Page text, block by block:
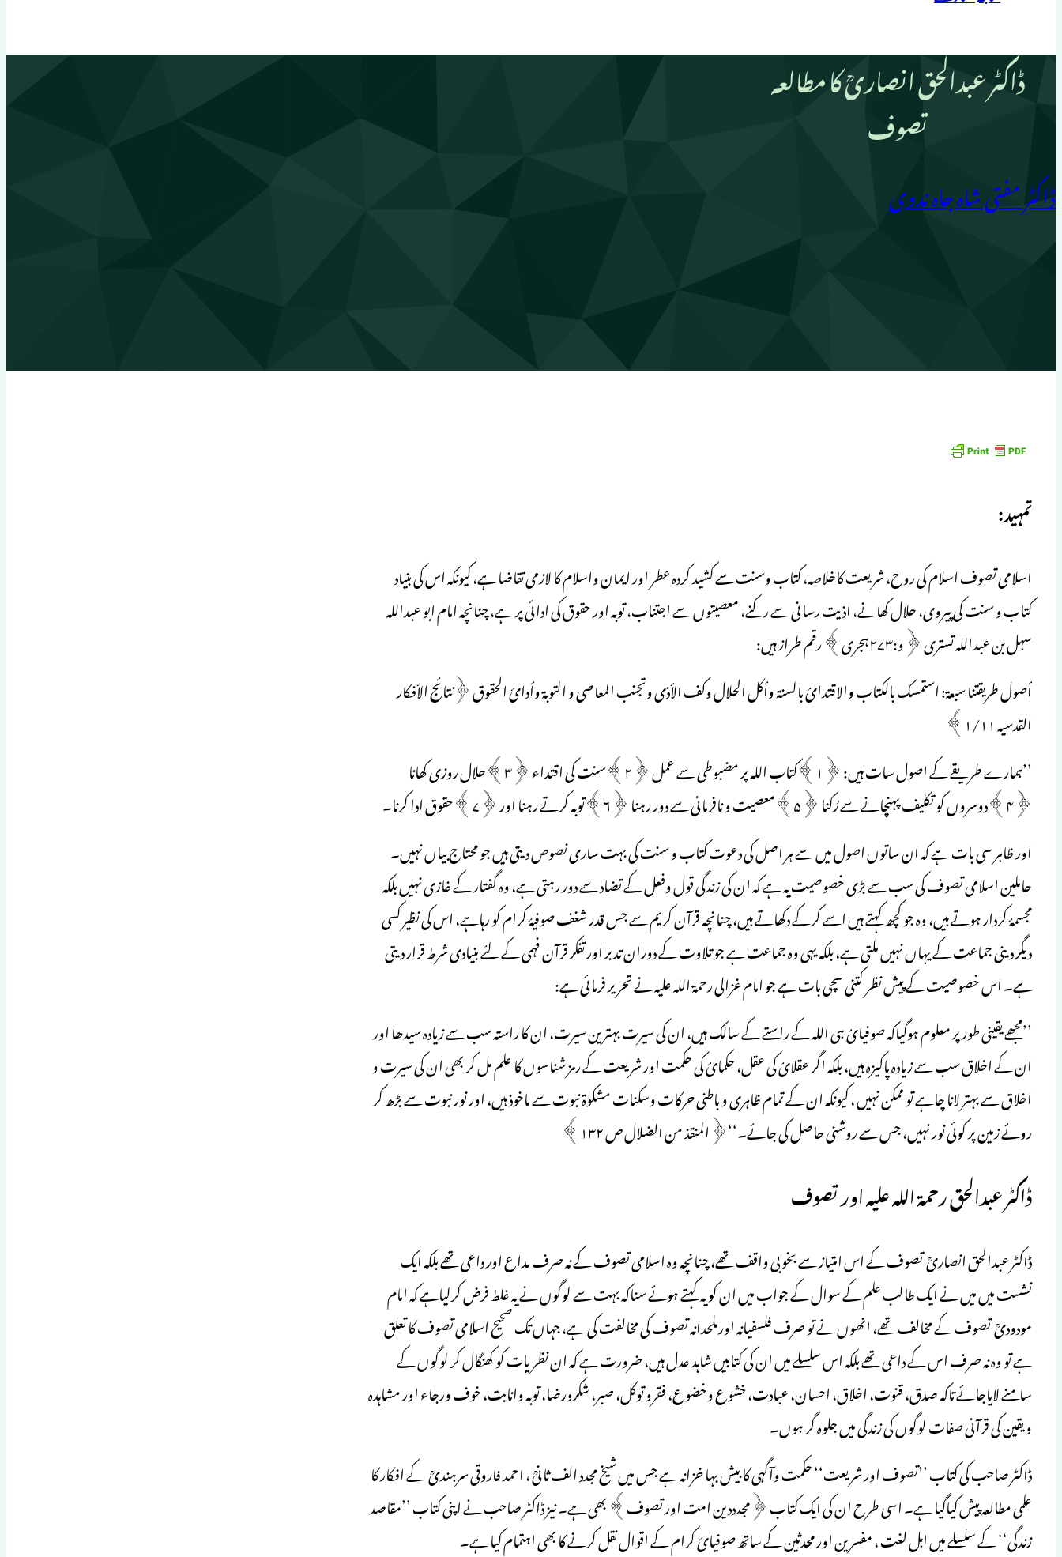
ڈاکٹر عبدالحق انصاریؒ کا مطالعہ
تصوف
ڈاکٹر مفتی شاہ جاہ ندوی
تمہید:
اسلامی تصوف اسلام کی روح، شریعت کاخلاصہ، کتاب وسنت سے کشید کردہ عطر اور ایمان واسلام کا لازمی تقاضا ہے، کیونکہ اس کی بنیاد
کتاب و سنت کی پیروی، حلال کھانے، اذیت رسانی سے رکنے، معصیتوں سے اجتناب، توبہ اور حقوق کی ادائی پر ہے، چنانچہ امام ابو عبداللہ
سہل بن عبداللہ تستری ﴿و:۲۷۳ہجری﴾ رقم طراز ہیں:
أصول طریقتنا سبعۃ: استمسک بالکتاب والاقتدائ بالسنۃ وأکل الحلال وکف الأذی وتجنب المعاصی و التوبۃ وأدائ الحقوق ﴿نتائج الأفکار
القدسیہ ۱/۱۱﴾
’’ہمارے طریقے کے اصول سات ہیں: ﴿۱﴾کتاب اللہ پر مضبوطی سے عمل ﴿۲﴾سنت کی اقتداء ﴿۳﴾حلال روزی کھانا
﴿۴﴾دوسروں کو تکلیف پہنچانے سے رُکنا ﴿۵﴾معصیت و نافرمانی سے دور رہنا ﴿۶﴾توبہ کرتے رہنا اور ﴿۷﴾حقوق ادا کرنا۔
اور ظاہر سی بات ہے کہ ان ساتوں اصول میں سے ہر اصل کی دعوت کتاب و سنت کی بہت ساری نصوص دیتی ہیں جو محتاج بیاں نہیں۔
حاملین اسلامی تصوف کی سب سے بڑی خصوصیت یہ ہے کہ ان کی زندگی قول وفعل کے تضاد سے دور رہتی ہے، وہ گفتار کے غازی نہیں بلکہ
مجسمۂ کردار ہوتے ہیں، وہ جو کچھ کہتے ہیں اسے کرکے دکھاتے ہیں، چنانچہ قرآن کریم سے جس قدر شغف صوفیۂ کرام کو رہاہے، اس کی نظیر کسی
دیگر دینی جماعت کے یہاں نہیں ملتی ہے، بلکہ یہی وہ جماعت ہے جو تلاوت کے دوران تدبر اور تفکر قرآن فہمی کے لئے بنیادی شرط قرار دیتی
ہے۔ اس خصوصیت کے پیش نظر کتنی سچی بات ہے جو امام غزالی رحمۃ اللہ علیہ نے تحریر فرمائی ہے:
’’مجھے یقینی طورپر معلوم ہوگیاکہ صوفیائ ہی اللہ کے راستے کے سالک ہیں، ان کی سیرت بہترین سیرت، ان کا راستہ سب سے زیادہ سیدھا اور
ان کے اخلاق سب سے زیادہ پاکیزہ ہیں، بلکہ اگر عقلائ کی عقل، حکمائ کی حکمت اور شریعت کے رمز شناسوں کا علم مل کر بھی ان کی سیرت و
اخلاق سے بہتر لانا چاہے تو ممکن نہیں ، کیونکہ ان کے تمام ظاہری و باطنی حرکات وسکنات مشکوٰۃ نبوت سے ماخوذ ہیں، اور نور نبوت سے بڑھ کر
روئے زمین پر کوئی نور نہیں، جس سے روشنی حاصل کی جائے۔‘‘﴿المنقذ من الضلال ص ۱۳۲﴾
ڈاکٹر عبدالحق رحمۃ اللہ علیہ اور تصوف
ڈاکٹر عبدالحق انصاریؒ تصوف کے اس امتیاز سے بخوبی واقف تھے، چنانچہ وہ اسلامی تصوف کے نہ صرف مداع اور داعی تھے بلکہ ایک
نشست میں میں نے ایک طالب علم کے سوال کے جواب میں ان کو یہ کہتے ہوئے سناکہ بہت سے لوگوں نے یہ غلط فرض کرلیاہے کہ امام
مودودیؒ تصوف کے مخالف تھے، انھوں نے تو صرف فلسفیانہ اورملحدانہ تصوف کی مخالفت کی ہے، جہاں تک صحیح اسلامی تصوف کا تعلق
ہے تو وہ نہ صرف اس کے داعی تھے بلکہ اس سلسلے میں ان کی کتابیں شاہد عدل ہیں، ضرورت ہے کہ ان نظریات کو کھنگال کر لوگوں کے
سامنے لایاجائے تاکہ صدق، قنوت، اخلاق، احسان، عبادت، خشوع وخضوع، فقرو توکل، صبر، شکرورضا، توبہ وانابت، خوف ورجاء اور مشاہدہ
و یقین کی قرآنی صفات لوگوں کی زندگی میں جلوہ گر ہوں۔
ڈاکٹر صاحب کی کتاب ’’تصوف اور شریعت‘‘ حکمت وآگہی کا بیش بہا خزانہ ہے جس میں شیخ مجدد الف ثانیؒ ، احمد فاروقی سرہندیؒ کے افکار کا
علمی مطالعہ پیش کیاگیا ہے۔ اسی طرح ان کی ایک کتاب ﴿مجدددین امت اور تصوف﴾ بھی ہے۔ نیز ڈاکٹر صاحب نے اپنی کتاب ’’مقاصد
زندگی‘‘ کے سلسلے میں اہل لغت ، مفسرین اور محدثین کے ساتھ صوفیائ کرام کے اقوال نقل کرنے کا بھی اہتمام کیا ہے۔